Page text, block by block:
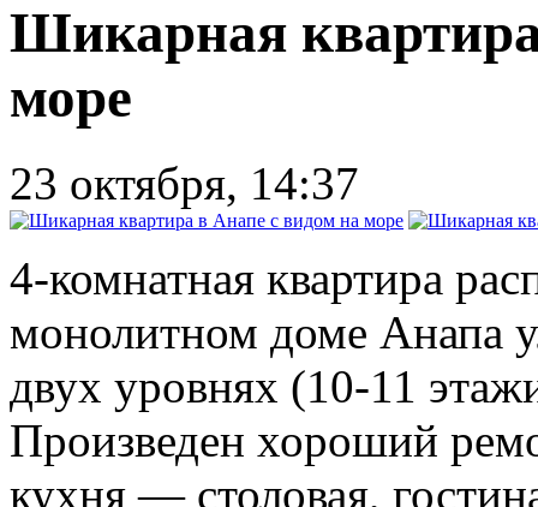
Шикарная
море
23 октября, 14:37
4-комнатная квартира
монолитном доме Анапа
двух уровнях (10-11
Произведен хороший
кухня — столовая,